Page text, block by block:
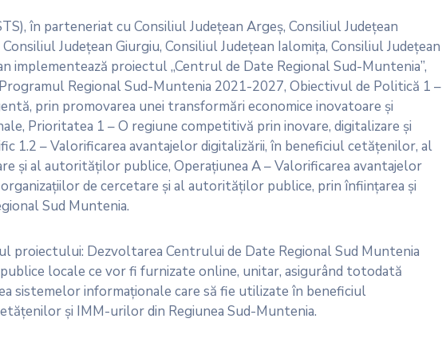
în parteneriat cu Consiliul Județean Argeș, Consiliul Județean
Județean Giurgiu, Consiliul Județean Ialomița, Consiliul Județean
implementează proiectul „Centrul de Date Regional Sud-Muntenia”,
Regional Sud-Muntenia 2021-2027, Obiectivul de Politică 1 –
prin promovarea unei transformări economice inovatoare și
Prioritatea 1 – O regiune competitivă prin inovare, digitalizare și
1.2 – Valorificarea avantajelor digitalizării, în beneficiul cetățenilor, al
și al autorităților publice, Operațiunea A – Valorificarea avantajelor
de cercetare și al autorităților publice, prin înființarea și
Sud Muntenia.
proiectului: Dezvoltarea Centrului de Date Regional Sud Muntenia
locale ce vor fi furnizate online, unitar, asigurând totodată
sistemelor informaționale care să fie utilizate în beneficiul
și IMM-urilor din Regiunea Sud-Muntenia.